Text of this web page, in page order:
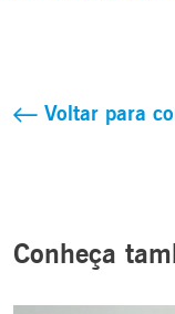
Voltar para
Conheça